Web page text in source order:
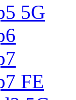
5G
FE